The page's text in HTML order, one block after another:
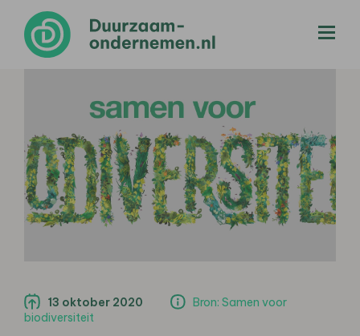
13 oktober 2020
Bron: Samen voor
biodiversiteit